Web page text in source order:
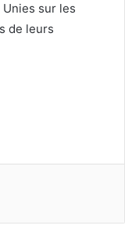
sur les
de leurs